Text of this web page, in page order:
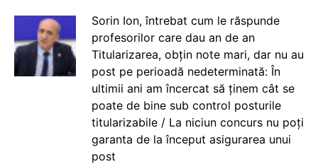
Sorin Ion, întrebat cum le răspunde
profesorilor care dau an de an
Titularizarea, obțin note mari, dar nu au
post pe perioadă nedeterminată: În
ultimii ani am încercat să ținem cât se
poate de bine sub control posturile
titularizabile / La niciun concurs nu poți
garanta de la început asigurarea unui
post